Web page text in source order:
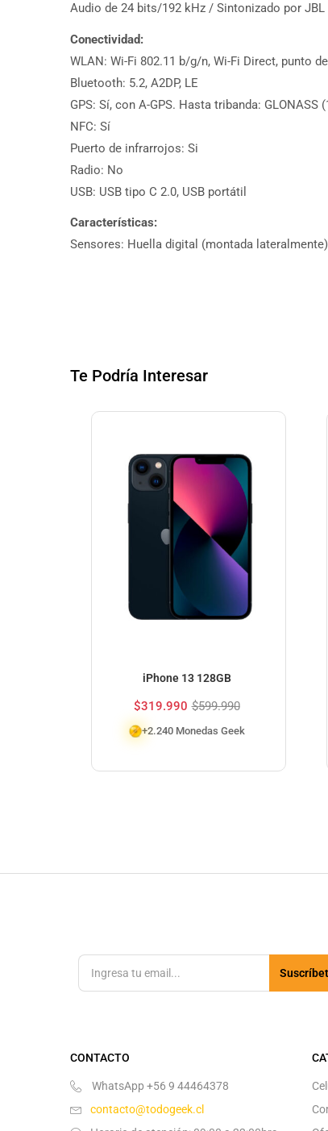
Audio de 24 bits/192 kHz / Sintonizado por JBL
Conectividad:
WLAN: Wi-Fi 802.11 b/g/n, Wi-Fi Direct, punto
Bluetooth: 5.2, A2DP, LE
GPS: Sí, con A-GPS. Hasta tribanda: GLONASS
NFC: Sí
Puerto de infrarrojos: Si
Radio: No
USB: USB tipo C 2.0, USB portátil
Características:
Sensores: Huella digital (montada
Te Podría Interesar
iPhone 13 128GB
$319.990 $599.990
+2.240 Monedas Geek
CONTACTO
WhatsApp +56 9 44464378
contacto@todogeek.cl